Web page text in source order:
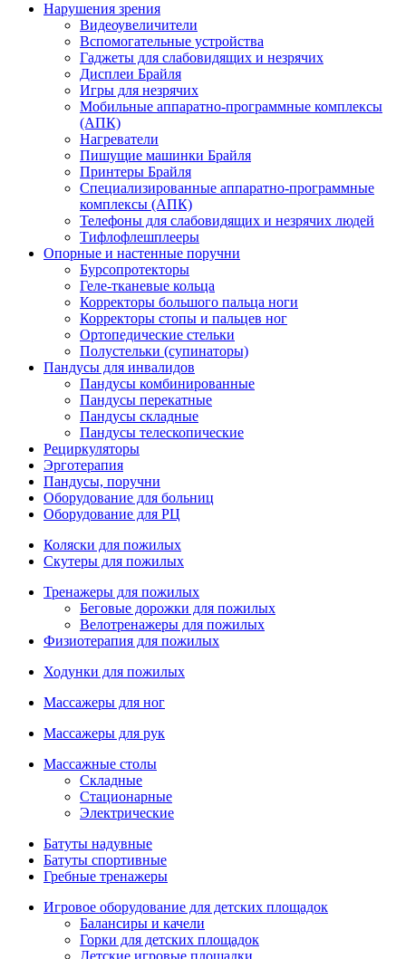
Нарушения зрения
Видеоувеличители
Вспомогательные устройства
Гаджеты для слабовидящих и незрячих
Дисплеи Брайля
Игры для незрячих
Мобильные аппаратно-программные комплексы
(АПК)
Нагреватели
Пишущие машинки Брайля
Принтеры Брайля
Специализированные аппаратно-программные
комплексы (АПК)
Телефоны для слабовидящих и незрячих людей
Тифлофлешплееры
Опорные и настенные поручни
Бурсопротекторы
Геле-тканевые кольца
Корректоры большого пальца ноги
Корректоры стопы и пальцев ног
Ортопедические стельки
Полустельки (супинаторы)
Пандусы для инвалидов
Пандусы комбинированные
Пандусы перекатные
Пандусы складные
Пандусы телескопические
Рециркуляторы
Эрготерапия
Пандусы, поручни
Оборудование для больниц
Оборудование для РЦ
Коляски для пожилых
Скутеры для пожилых
Тренажеры для пожилых
Беговые дорожки для пожилых
Велотренажеры для пожилых
Физиотерапия для пожилых
Ходунки для пожилых
Массажеры для ног
Массажеры для рук
Массажные столы
Складные
Стационарные
Электрические
Батуты надувные
Батуты спортивные
Гребные тренажеры
Игровое оборудование для детских площадок
Балансиры и качели
Горки для детских площадок
Детские игровые площадки